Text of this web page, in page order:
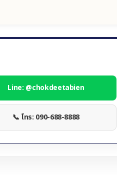
Line: @chokdeetabien
📞 โทร: 090-688-8888